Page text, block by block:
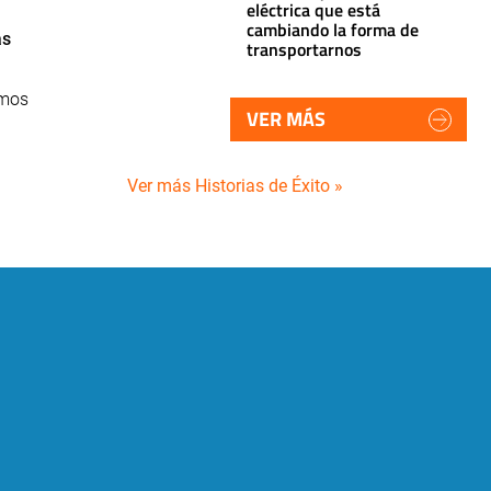
eléctrica que está
cambiando la forma de
transportarnos
VER MÁS
Ver más Historias de Éxito »